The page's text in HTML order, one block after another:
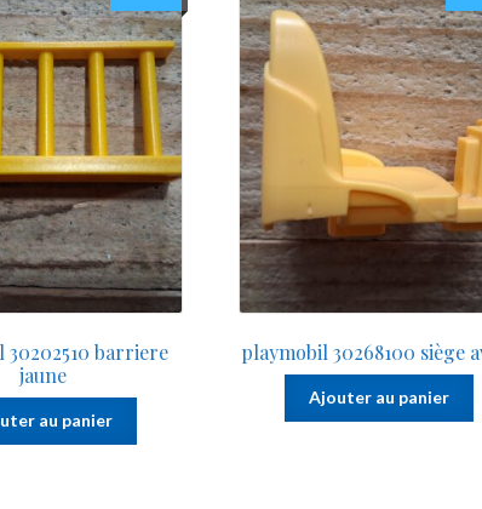
30202510 barriere
jaune
au panier
playmobil 30268100 siège
Ajouter au panier